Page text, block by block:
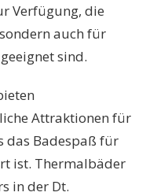
Verfügung, die
auch für
sind.
Attraktionen für
das Badespaß für
ist. Thermalbäder
in der Dt.